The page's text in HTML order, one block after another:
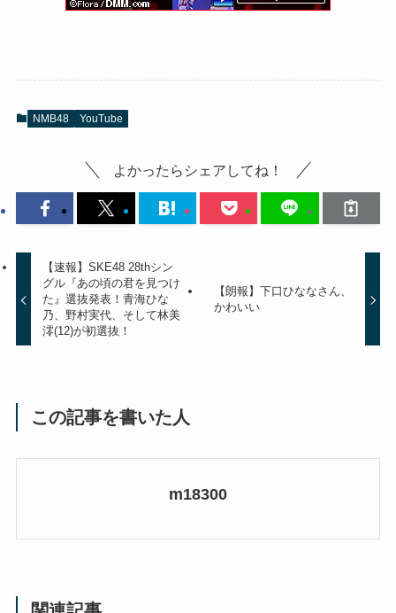
NMB48 YouTube
よかったらシェアしてね！
【速報】SKE48 28thシン
グル『あの頃の君を見つけ
た』選抜発表！青海ひな
乃、野村実代、そして林美
澪(12)が初選抜！
【朗報】下口ひななさん、
かわいい
この記事を書いた人
m18300